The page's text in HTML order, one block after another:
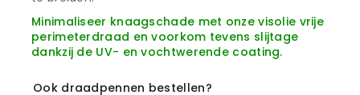
Minimaliseer knaagschade met onze visolie vrije
perimeterdraad en voorkom tevens slijtage
dankzij de UV- en vochtwerende coating.
Ook draadpennen bestellen?